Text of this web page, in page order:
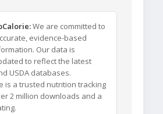
We are committed to
evidence-based
Our data is
to reflect the latest
USDA databases.
is a trusted nutrition tracking
2 million downloads and a